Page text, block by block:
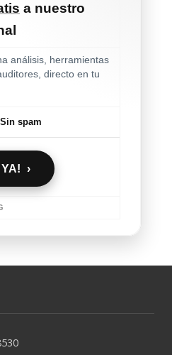
a nuestro
análisis, herramientas
directo en tu
Sin spam
›